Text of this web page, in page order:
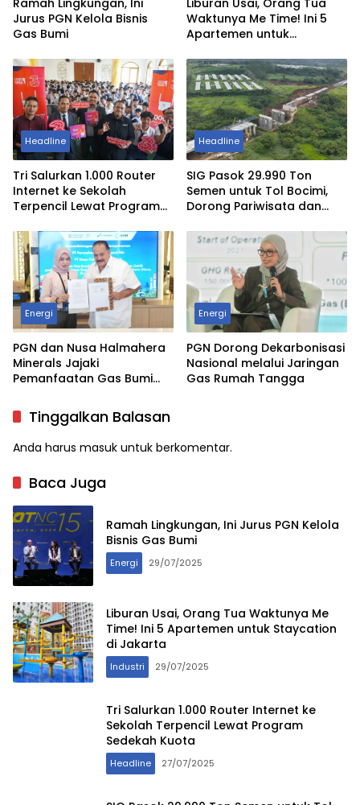
Ramah Lingkungan, Ini
Jurus PGN Kelola Bisnis
Gas Bumi
Liburan Usai, Orang Tua
Waktunya Me Time! Ini 5
Apartemen untuk
Headline
Tri Salurkan 1.000 Router
Internet ke Sekolah
Terpencil Lewat Program
Headline
SIG Pasok 29.990 Ton
Semen untuk Tol Bocimi,
Dorong Pariwisata dan
Energi
PGN dan Nusa Halmahera
Minerals Jajaki
Pemanfaatan Gas Bumi
Gosowong
Energi
PGN Dorong Dekarbonisasi
Nasional melalui Jaringan
Gas Rumah Tangga
Tinggalkan Balasan
Anda harus masuk untuk berkomentar.
Baca Juga
Ramah Lingkungan, Ini Jurus PGN Kelola
Bisnis Gas Bumi
Energi 29/07/2025
Liburan Usai, Orang Tua Waktunya Me
Time! Ini 5 Apartemen untuk Staycation
di Jakarta
Industri 29/07/2025
Tri Salurkan 1.000 Router Internet ke
Sekolah Terpencil Lewat Program
Sedekah Kuota
Headline 27/07/2025